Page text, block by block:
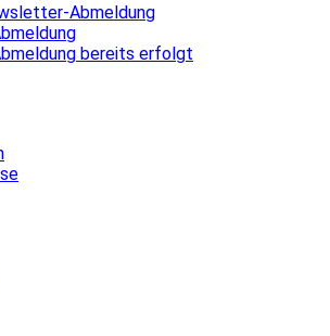
Abmeldung
bereits erfolgt